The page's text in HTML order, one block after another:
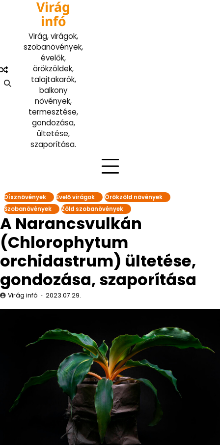
Virág
infó
Virág, virágok,
szobanövények,
évelők,
örökzöldek,
talajtakarók,
balkony
növények,
termesztése,
gondozása,
ültetése,
szaporítása.
Dísznövények Évelő virágok
Örökzöld növények
Szobanövények
Zöld szobanövények
A Narancsvulkán
(Chlorophytum
orchidastrum) ültetése,
gondozása, szaporítása
Virág infó 2023.07.29.